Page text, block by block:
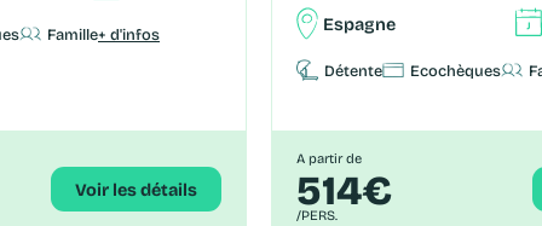
Famille + d'infos
Voir les détails
Espagne
Détente Ecochèques
A partir de
514€
/PERS.